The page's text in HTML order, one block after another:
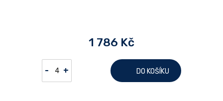
1 786 Kč
- + DO KOŠÍKU